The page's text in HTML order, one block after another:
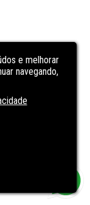
e melhorar
navegando,